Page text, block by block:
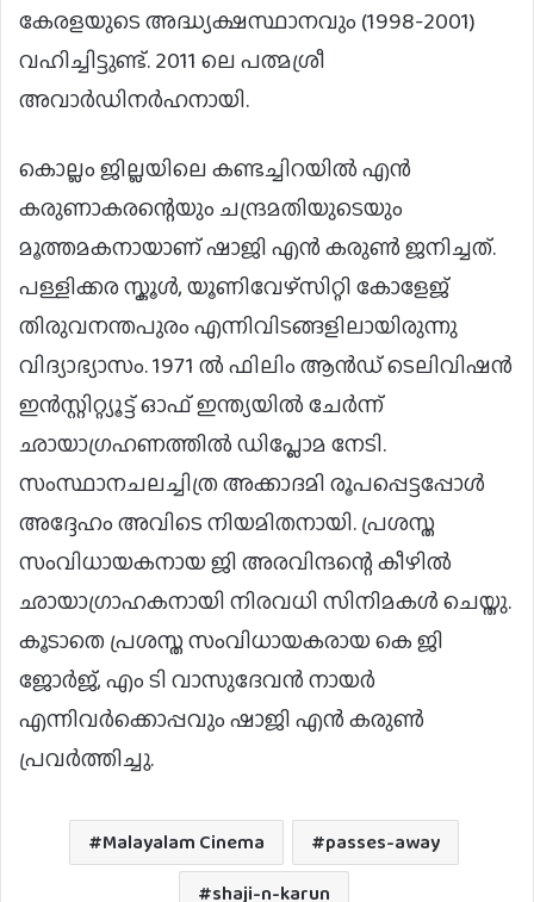
കേരളയുടെ അദ്ധ്യക്ഷസ്ഥാനവും (1998-2001)
വഹിച്ചിട്ടുണ്ട്. 2011 ലെ പത്മശ്രീ
അവാർഡിനർഹനായി.
കൊല്ലം ജില്ലയിലെ കണ്ടച്ചിറയിൽ എൻ
കരുണാകരന്റെയും ചന്ദ്രമതിയുടെയും
മൂത്തമകനായാണ് ഷാ‍ജി എൻ കരുൺ ജനിച്ചത്.
പള്ളിക്കര സ്കൂൾ, യൂണിവേഴ്സിറ്റി കോളേജ്
തിരുവനന്തപുരം എന്നിവിടങ്ങളിലായിരുന്നു
വിദ്യാഭ്യാസം. 1971 ൽ ഫിലിം ആൻഡ് ടെലിവിഷൻ
ഇൻസ്റ്റിറ്റ്യൂട്ട് ഓഫ് ഇന്ത്യയിൽ ചേർന്ന്
ഛായാഗ്രഹണത്തിൽ ഡിപ്ലോമ നേടി.
സംസ്ഥാനചലച്ചിത്ര അക്കാദമി രൂപപ്പെട്ടപ്പോൾ
അദ്ദേഹം അവിടെ നിയമിതനായി. പ്രശസ്ത
സം‌വിധായകനായ ജി അരവിന്ദന്റെ കീഴിൽ
ഛായാഗ്രാഹകനായി നിരവധി സിനിമകൾ ചെയ്തു.
കൂടാതെ പ്രശസ്ത സംവിധായകരായ കെ ജി
ജോർജ്, എം ടി വാസുദേവൻ നായർ
എന്നിവർക്കൊപ്പവും ഷാജി എൻ കരുൺ
പ്രവർത്തിച്ചു.
Malayalam Cinema
passes-away
shaji-n-karun